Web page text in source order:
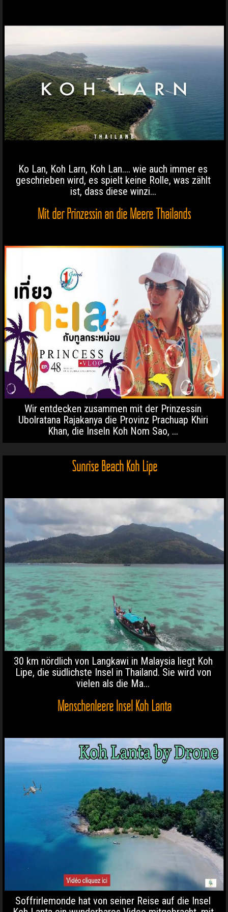
Ko Lan, Koh Larn, Koh Lan.... wie auch immer es
geschrieben wird, es spielt keine Rolle, was zählt
ist, dass diese winzi...
Mit der Prinzessin an die Meere Thailands
Wir entdecken zusammen mit der Prinzessin
Ubolratana Rajakanya die Provinz Prachuap Khiri
Khan, die Inseln Koh Nom Sao, ...
Sunrise Beach Koh Lipe
30 km nördlich von Langkawi in Malaysia liegt Koh
Lipe, die südlichste Insel in Thailand. Sie wird von
vielen als die Ma...
Menschenleere Insel Koh Lanta
Soffrirlemonde hat von seiner Reise auf die Insel